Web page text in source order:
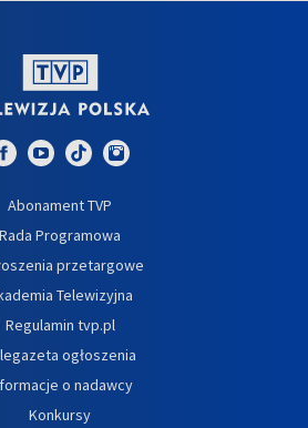
Abonament TVP
Rada Programowa
przetargowe
Telewizyjna
Regulamin tvp.pl
ogłoszenia
o nadawcy
Konkursy